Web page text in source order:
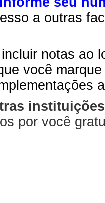
a outras
notas ao
você
por você